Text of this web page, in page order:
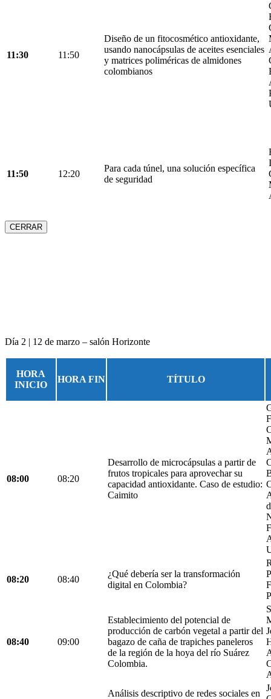
11:30 11:50
Diseño de un fitocosmético antioxidante,
usando nanocápsulas de aceites esenciales
y matrices poliméricas de almidones
colombianos
11:50 12:20
Para cada túnel, una solución específica
de seguridad
CERRAR
Día 2 | 12 de marzo – salón Horizonte
HORA
INICIO
HORA FIN TÍTULO
08:00 08:20
Desarrollo de microcápsulas a partir de
frutos tropicales para aprovechar su
capacidad antioxidante. Caso de estudio:
Caimito
08:20 08:40
¿Qué debería ser la transformación
digital en Colombia?
08:40 09:00
Establecimiento del potencial de
producción de carbón vegetal a partir del
bagazo de caña de trapiches paneleros
de la región de la hoya del río Suárez
Colombia.
Análisis descriptivo de redes sociales en